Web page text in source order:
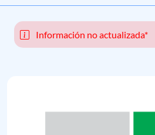
Información no actualizada*